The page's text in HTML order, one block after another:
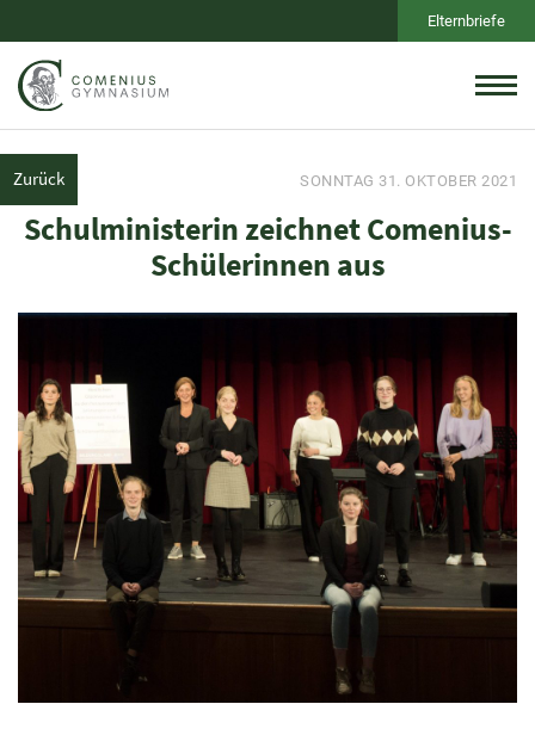
Elternbriefe
Zurück SONNTAG 31. OKTOBER 2021
Schulministerin zeichnet Comenius-
Schülerinnen aus